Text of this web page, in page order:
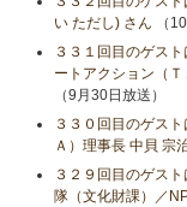
い ただし) さん （
３３１回目のゲス
ートアクション（
（9月30日放送）
３３０回目のゲス
Ａ）理事長 中貝 宗
３２９回目のゲス
隊（文化財課）／